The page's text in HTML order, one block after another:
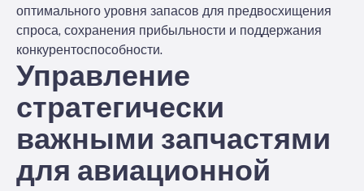
оптимального уровня запасов для предвосхищения
спроса, сохранения прибыльности и поддержания
конкурентоспособности.
Управление
стратегически
важными запчастями
для авиационной